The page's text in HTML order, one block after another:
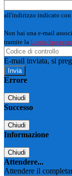
all'indirizzo indicato con
Non hai una e-mail
tramite la Login
E-mail inviata, si
Errore
Chiudi
Successo
Chiudi
Informazione
Chiudi
Attendere...
Attendere il